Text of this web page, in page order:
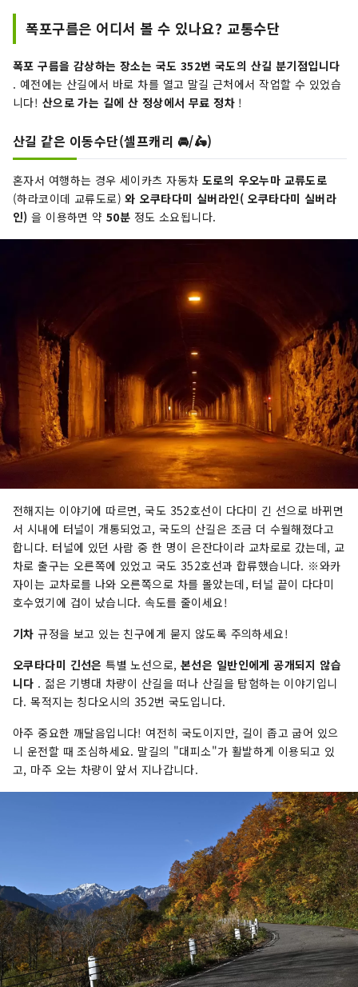
폭포구름은 어디서 볼 수 있나요? 교통수단
폭포 구름을 감상하는 장소는 국도 352번 국도의 산길 분기점입니다
. 예전에는 산길에서 바로 차를 열고 말길 근처에서 작업할 수 있었습
니다! 산으로 가는 길에 산 정상에서 무료 정차!
산길 같은 이동수단(셀프캐리 🚘/🛵)
혼자서 여행하는 경우 세이카츠 자동차 도로의 우오누마 교류도로
(하라코이데 교류도로)와 오쿠타다미 실버라인( 오쿠타다미 실버라
인) 을 이용하면 약50분 정도 소요됩니다.
전해지는 이야기에 따르면, 국도 352호선이 다다미 긴 선으로 바뀌면
서 시내에 터널이 개통되었고, 국도의 산길은 조금 더 수월해졌다고
합니다. 터널에 있던 사람 중 한 명이 은잔다이라 교차로로 갔는데, 교
차로 출구는 오른쪽에 있었고 국도 352호선과 합류했습니다. ※와카
자이는 교차로를 나와 오른쪽으로 차를 몰았는데, 터널 끝이 다다미
호수였기에 겁이 났습니다. 속도를 줄이세요!
기차 규정을 보고 있는 친구에게 묻지 않도록 주의하세요!
오쿠타다미 긴선은 특별 노선으로, 본선은 일반인에게 공개되지 않습
니다 . 젊은 기병대 차량이 산길을 떠나 산길을 탐험하는 이야기입니
다. 목적지는 칭다오시의 352번 국도입니다.
아주 중요한 깨달음입니다! 여전히 국도이지만, 길이 좁고 굽어 있으
니 운전할 때 조심하세요. 말길의 "대피소"가 활발하게 이용되고 있
고, 마주 오는 차량이 앞서 지나갑니다.